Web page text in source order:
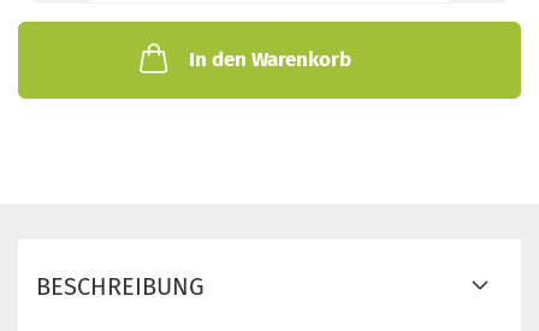
In den Warenkorb
BESCHREIBUNG